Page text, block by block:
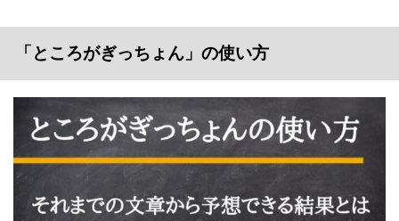
「ところがぎっちょん」の使い方